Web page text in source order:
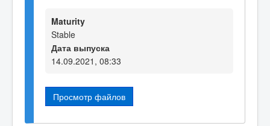
Maturity
Stable
Дата выпуска
14.09.2021, 08:33
Просмотр файлов